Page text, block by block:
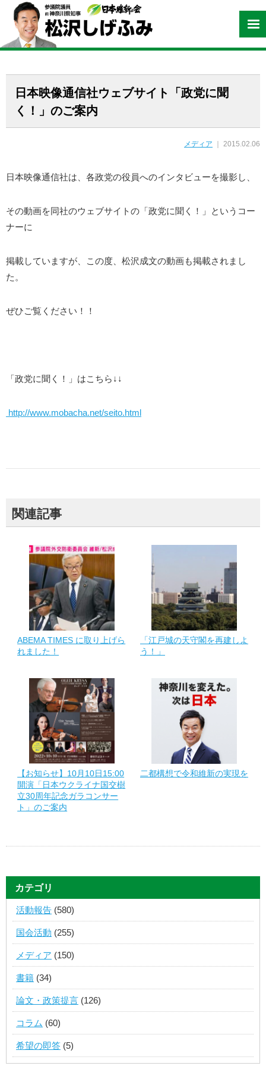
日本映像通信社ウェブサイト「政党に聞
く！」のご案内
メディア ｜ 2015.02.06
日本映像通信社は、各政党の役員へのインタビューを撮影し、
その動画を同社のウェブサイトの「政党に聞く！」というコー
ナーに
掲載していますが、この度、松沢成文の動画も掲載されまし
た。
ぜひご覧ください！！
「政党に聞く！」はこちら↓↓
http://www.mobacha.net/seito.html
関連記事
ABEMA TIMES に取り上げら
れました！
「江戸城の天守閣を再建しよ
う！」
【お知らせ】10月10日15:00
開演「日本ウクライナ国交樹
立30周年記念ガラコンサー
ト」のご案内
二都構想で令和維新の実現を
カテゴリ
活動報告 (580)
国会活動 (255)
メディア (150)
書籍 (34)
論文・政策提言 (126)
コラム (60)
希望の即答 (5)